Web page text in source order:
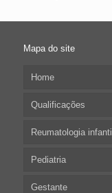
Mapa do site
Home
Qualificações
Reumatologia infantil
Pediatria
Gestante